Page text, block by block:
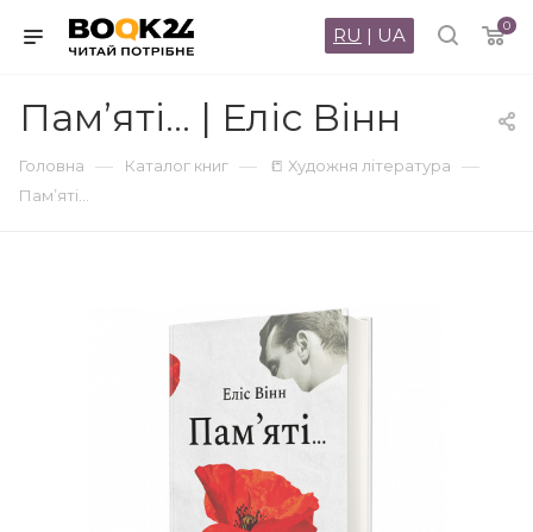
0
RU | UA
Пам’яті… | Еліс Вінн
Головна — Каталог книг — 📒 Художня література —
Пам’яті…